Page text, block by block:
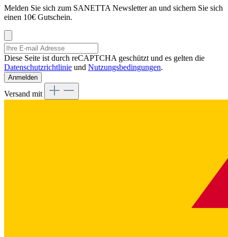
Melden Sie sich zum SANETTA Newsletter an und sichern Sie sich
einen 10€ Gutschein.
Diese Seite ist durch reCAPTCHA geschützt und es gelten die
Datenschutzrichtlinie und Nutzungsbedingungen.
Anmelden
Versand mit